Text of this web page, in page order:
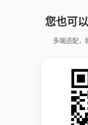
您也可
多端适配，